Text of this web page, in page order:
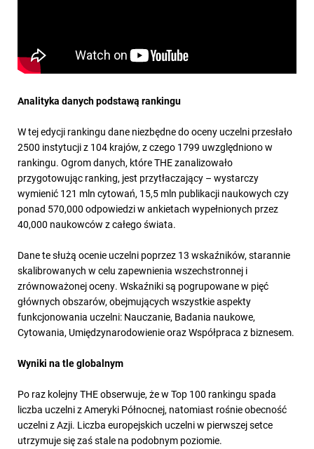
Analityka danych podstawą rankingu
W tej edycji rankingu dane niezbędne do oceny uczelni przesłało
2500 instytucji z 104 krajów, z czego 1799 uwzględniono w
rankingu. Ogrom danych, które THE zanalizowało
przygotowując ranking, jest przytłaczający – wystarczy
wymienić 121 mln cytowań, 15,5 mln publikacji naukowych czy
ponad 570,000 odpowiedzi w ankietach wypełnionych przez
40,000 naukowców z całego świata.
Dane te służą ocenie uczelni poprzez 13 wskaźników, starannie
skalibrowanych w celu zapewnienia wszechstronnej i
zrównoważonej oceny. Wskaźniki są pogrupowane w pięć
głównych obszarów, obejmujących wszystkie aspekty
funkcjonowania uczelni: Nauczanie, Badania naukowe,
Cytowania, Umiędzynarodowienie oraz Współpraca z biznesem.
Wyniki na tle globalnym
Po raz kolejny THE obserwuje, że w Top 100 rankingu spada
liczba uczelni z Ameryki Północnej, natomiast rośnie obecność
uczelni z Azji. Liczba europejskich uczelni w pierwszej setce
utrzymuje się zaś stale na podobnym poziomie.